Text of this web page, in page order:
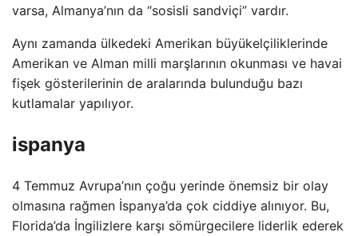
varsa, Almanya’nın da “sosisli sandviçi” vardır.
Aynı zamanda ülkedeki Amerikan büyükelçiliklerinde
Amerikan ve Alman milli marşlarının okunması ve havai
fişek gösterilerinin de aralarında bulunduğu bazı
kutlamalar yapılıyor.
ispanya
4 Temmuz Avrupa’nın çoğu yerinde önemsiz bir olay
olmasına rağmen İspanya’da çok ciddiye alınıyor. Bu,
Florida’da İngilizlere karşı sömürgecilere liderlik ederek